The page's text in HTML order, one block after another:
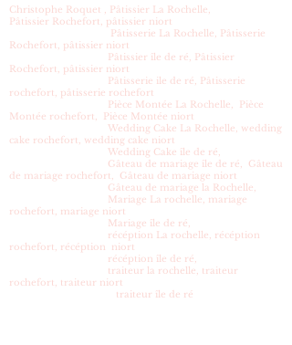
samedi 24 décembre 2016 de 15
h à 18 h.
Vendredi 30
décembre 2016 de 16 h à 19 h
samedi 31
décembre 2016 de 15 h à 18 h .
Le jour de livraison est à
saisir dans la case prévue à cet
effet lors de la commande.
Christophe Roquet , Pâtissier La Rochelle,
Pâtissier Rochefort, pâtissier niort
Pâtisserie La Rochelle, Pâtisserie
Rochefort, pâtissier niort
Pâtissier île de ré, Pâtissier
Rochefort, pâtissier niort
Pâtisserie ile de ré, Pâtisserie
rochefort, pâtisserie rochefort
Pièce Montée La Rochelle, Pièce
Montée rochefort, Pièce Montée niort
Wedding Cake La Rochelle, wedding
cake rochefort, wedding cake niort
Wedding Cake île de ré,
Gâteau de mariage île de ré, Gâteau
de mariage rochefort, Gâteau de mariage niort
Gâteau de mariage la Rochelle,
Mariage La rochelle, mariage
rochefort, mariage niort
Mariage île de ré,
récéption La rochelle, récéption
rochefort, récéption niort
récéption île de ré,
traiteur la rochelle, traiteur
rochefort, traiteur niort
traiteur île de ré